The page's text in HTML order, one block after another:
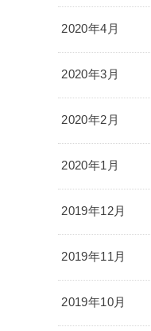
2020年4月
2020年3月
2020年2月
2020年1月
2019年12月
2019年11月
2019年10月